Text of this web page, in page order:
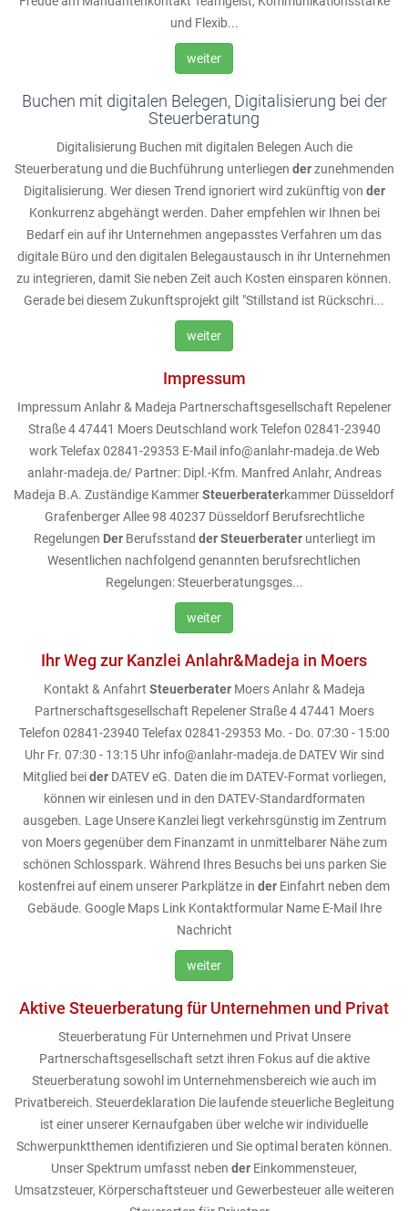
und Flexib...
weiter
Buchen mit digitalen Belegen, Digitalisierung bei der
Steuerberatung
Digitalisierung Buchen mit digitalen Belegen Auch die
Steuerberatung und die Buchführung unterliegen derzunehmenden
Digitalisierung. Wer diesen Trend ignoriert wird zukünftig von der
Konkurrenz abgehängt werden. Daher empfehlen wir Ihnen bei
Bedarf ein auf ihr Unternehmen angepasstes Verfahren um das
digitale Büro und den digitalen Belegaustausch in ihr Unternehmen
zu integrieren, damit Sie neben Zeit auch Kosten einsparen können.
Gerade bei diesem Zukunftsprojekt gilt "Stillstand ist Rückschri...
weiter
Impressum
Impressum Anlahr & Madeja Partnerschaftsgesellschaft Repelener
Straße 4 47441 Moers Deutschland work Telefon 02841-23940
work Telefax 02841-29353 E-Mail info@anlahr-madeja.de Web
anlahr-madeja.de/ Partner: Dipl.-Kfm. Manfred Anlahr, Andreas
Madeja B.A. Zuständige KammerSteuerberaterkammer Düsseldorf
Grafenberger Allee 98 40237 Düsseldorf Berufsrechtliche
Regelungen DerBerufsstand der Steuerberaterunterliegt im
Wesentlichen nachfolgend genannten berufsrechtlichen
Regelungen: Steuerberatungsges...
weiter
Ihr Weg zur Kanzlei Anlahr&Madeja in Moers
Kontakt & Anfahrt SteuerberaterMoers Anlahr & Madeja
Partnerschaftsgesellschaft Repelener Straße 4 47441 Moers
Telefon 02841-23940 Telefax 02841-29353 Mo. - Do. 07:30 - 15:00
Uhr Fr. 07:30 - 13:15 Uhr info@anlahr-madeja.de DATEV Wir sind
Mitglied beiderDATEV eG. Daten die im DATEV-Format vorliegen,
können wir einlesen und in den DATEV-Standardformaten
ausgeben. Lage Unsere Kanzlei liegt verkehrsgünstig im Zentrum
von Moers gegenüber dem Finanzamt in unmittelbarer Nähe zum
schönen Schlosspark. Während Ihres Besuchs bei uns parken Sie
kostenfrei auf einem unserer Parkplätze in der Einfahrt neben dem
Gebäude. Google Maps Link Kontaktformular Name E-Mail Ihre
Nachricht
weiter
Aktive Steuerberatung für Unternehmen und Privat
Steuerberatung Für Unternehmen und Privat Unsere
Partnerschaftsgesellschaft setzt ihren Fokus auf die aktive
Steuerberatung sowohl im Unternehmensbereich wie auch im
Privatbereich. Steuerdeklaration Die laufende steuerliche Begleitung
ist einer unserer Kernaufgaben über welche wir individuelle
Schwerpunktthemen identifizieren und Sie optimal beraten können.
Unser Spektrum umfasst neben der Einkommensteuer,
Umsatzsteuer, Körperschaftsteuer und Gewerbesteuer alle weiteren